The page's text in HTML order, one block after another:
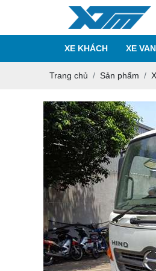
XE KHÁCH XE VAN
Trang chủ Sản phẩm